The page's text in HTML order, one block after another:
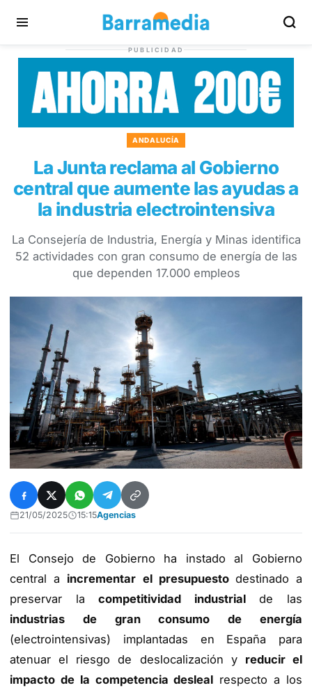
PUBLICIDAD
ANDALUCÍA
La Junta reclama al Gobierno
central que aumente las ayudas a
la industria electrointensiva
La Consejería de Industria, Energía y Minas identifica
52 actividades con gran consumo de energía de las
que dependen 17.000 empleos
21/05/2025 15:15Agencias
El Consejo de Gobierno ha instado al Gobierno
central a incrementar el presupuesto destinado a
preservar lacompetitividad industrialde las
industrias de gran consumo de energía
(electrointensivas) implantadas en España para
atenuar el riesgo de deslocalización y reducir el
impacto de la competencia desleal respecto a los